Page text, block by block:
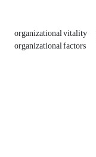
organizational vitality
organizational factors